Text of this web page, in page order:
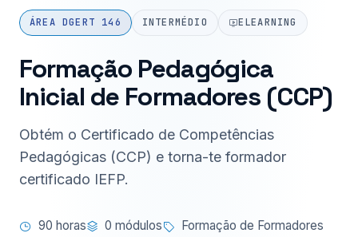
ÁREA DGERT 146 INTERMÉDIO ELEARNING
Formação Pedagógica
Inicial de Formadores (CCP)
Obtém o Certificado de Competências
Pedagógicas (CCP) e torna-te formador
certificado IEFP.
90 horas 0 módulos Formação de Formadores